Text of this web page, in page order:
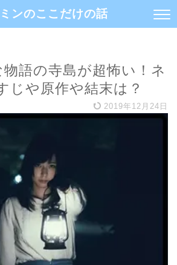
ンのここだけの話
語の寺島が超怖い！ネ
じや原作や結末は？
2019年12月24日